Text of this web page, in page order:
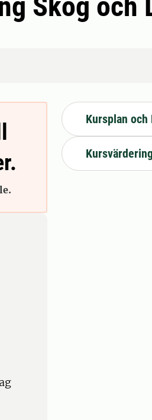
Kursplan